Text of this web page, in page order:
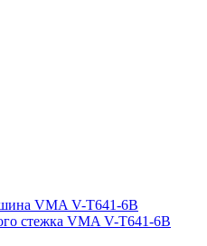
стежка VMA V-T641-6B